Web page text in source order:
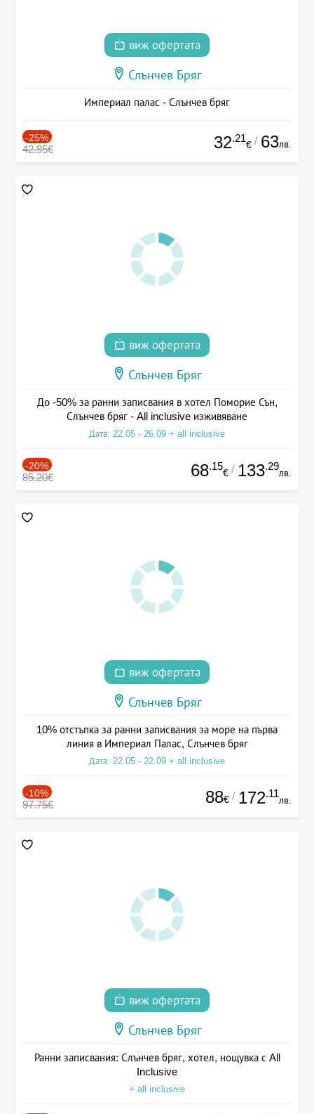
виж офертата
Слънчев Бряг
Империал палас - Слънчев бряг
-25%
42.95€ 32.21
€ / 63лв.
виж офертата
Слънчев Бряг
До -50% за ранни записвания в хотел Поморие Сън,
Слънчев бряг - All inclusive изживяване
Дата: 22.05 - 26.09 + all inclusive
-20%
85.20€ 68.15
€ / 133.29
лв.
виж офертата
Слънчев Бряг
10% отстъпка за ранни записвания за море на първа
линия в Империал Палас, Слънчев бряг
Дата: 22.05 - 22.09 + all inclusive
-10%
97.75€ 88€ / 172.11
лв.
виж офертата
Слънчев Бряг
Ранни записвания: Слънчев бряг, хотел, нощувка с All
Inclusive
+ all inclusive